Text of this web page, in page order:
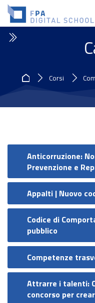
Skip to navigation
Skip to login form
Vai al contenuto principale
Skip to accessibility options
Skip to footer
Skip accessibility options
Home
Corsi
Anticorruzione:
Prevenzione e
Appalti | Nuovo
Codice di
pubblico
Competenze
Attrarre i talenti:
concorso per